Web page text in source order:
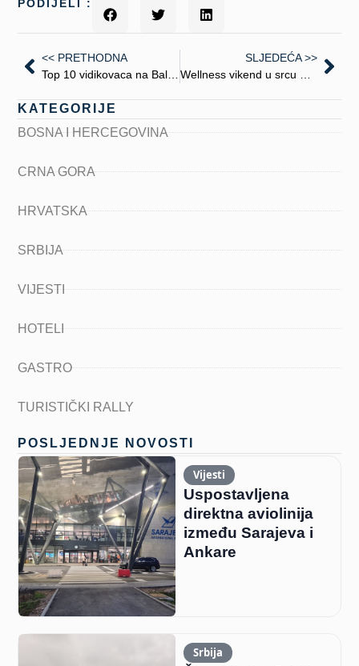
PODIJELI :
<< PRETHODNA
Top 10 vidikovaca na Balkanu – mjesta sa kojih svijet izgleda ljepše
SLJEDEĆA >>
Wellness vikend u srcu Bosne – top mjesta za relaksaciju
KATEGORIJE
BOSNA I HERCEGOVINA
CRNA GORA
HRVATSKA
SRBIJA
VIJESTI
HOTELI
GASTRO
TURISTIČKI RALLY
POSLJEDNJE NOVOSTI
Vijesti
Uspostavljena
direktna aviolinija
između Sarajeva i
Ankare
Srbija